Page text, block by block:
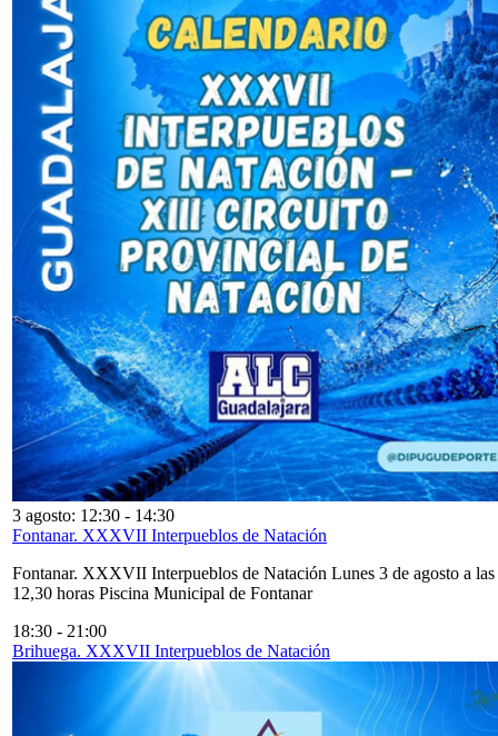
3 agosto: 12:30 - 14:30
Fontanar. XXXVII Interpueblos de Natación
Fontanar. XXXVII Interpueblos de Natación Lunes 3 de agosto a las
12,30 horas Piscina Municipal de Fontanar
18:30 - 21:00
Brihuega. XXXVII Interpueblos de Natación